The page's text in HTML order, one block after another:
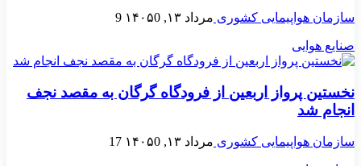
سازمان هواپیمایی کشوری مرداد ۱۳, ۱۴۰۵ 0
9
صنایع هوایی
نخستین پرواز اربعین از فرودگاه گرگان به مقصد نجف
انجام شد
سازمان هواپیمایی کشوری مرداد ۱۳, ۱۴۰۵ 0
17